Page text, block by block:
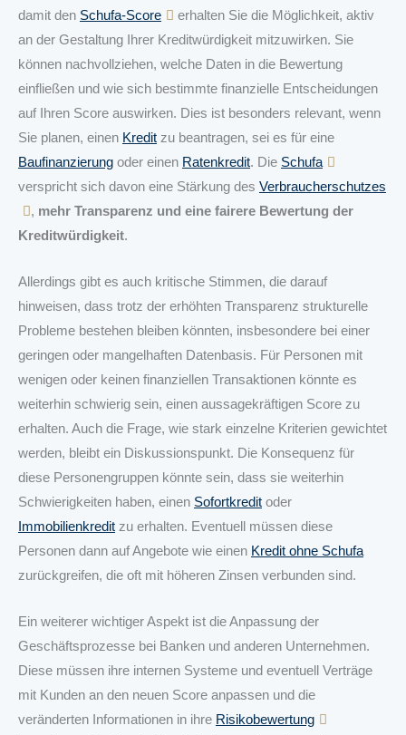
damit den Schufa-Score
erhalten Sie die Möglichkeit, aktiv
an der Gestaltung Ihrer Kreditwürdigkeit mitzuwirken. Sie
können nachvollziehen, welche Daten in die Bewertung
einfließen und wie sich bestimmte finanzielle Entscheidungen
auf Ihren Score auswirken. Dies ist besonders relevant, wenn
Sie planen, einen Kredit zu beantragen, sei es für eine
Baufinanzierung oder einen Ratenkredit. Die Schufa
verspricht sich davon eine Stärkung des Verbraucherschutzes
, mehr Transparenz und eine fairere Bewertung der
Kreditwürdigkeit.
Allerdings gibt es auch kritische Stimmen, die darauf
hinweisen, dass trotz der erhöhten Transparenz strukturelle
Probleme bestehen bleiben könnten, insbesondere bei einer
geringen oder mangelhaften Datenbasis. Für Personen mit
wenigen oder keinen finanziellen Transaktionen könnte es
weiterhin schwierig sein, einen aussagekräftigen Score zu
erhalten. Auch die Frage, wie stark einzelne Kriterien gewichtet
werden, bleibt ein Diskussionspunkt. Die Konsequenz für
diese Personengruppen könnte sein, dass sie weiterhin
Schwierigkeiten haben, einen Sofortkredit oder
Immobilienkredit zu erhalten. Eventuell müssen diese
Personen dann auf Angebote wie einen Kredit ohne Schufa
zurückgreifen, die oft mit höheren Zinsen verbunden sind.
Ein weiterer wichtiger Aspekt ist die Anpassung der
Geschäftsprozesse bei Banken und anderen Unternehmen.
Diese müssen ihre internen Systeme und eventuell Verträge
mit Kunden an den neuen Score anpassen und die
veränderten Informationen in ihre Risikobewertung